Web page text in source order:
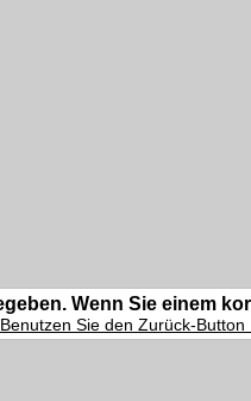
Wenn Sie einem
Benutzen Sie den Zurück-